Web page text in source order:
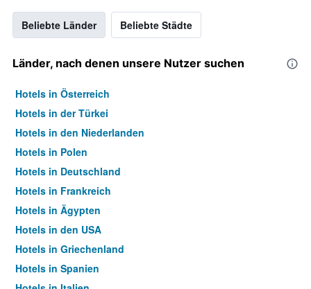
Beliebte Länder Beliebte Städte
Länder, nach denen unsere Nutzer suchen
Hotels in Österreich
Hotels in der Türkei
Hotels in den Niederlanden
Hotels in Polen
Hotels in Deutschland
Hotels in Frankreich
Hotels in Ägypten
Hotels in den USA
Hotels in Griechenland
Hotels in Spanien